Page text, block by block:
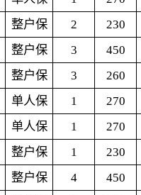
整户保 2 230
整户保 3 450
整户保 3 260
单人保 1 270
单人保 1 270
整户保 1 230
整户保 4 450